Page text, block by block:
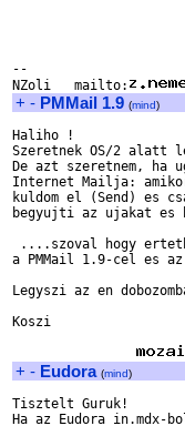
--
NZoli   mailto:
+ - PMMail 1.9 (mind)
Haliho !
Szeretnek OS/2 alatt
De azt szeretnem, ha
Internet Mailja:
kuldom el (Send) es
begyujti az ujakat es
....szoval hogy
a PMMail 1.9-cel es
Legyszi az en
Koszi
+ - Eudora (mind)
Tisztelt Guruk!
Ha az Eudora in.mdx-